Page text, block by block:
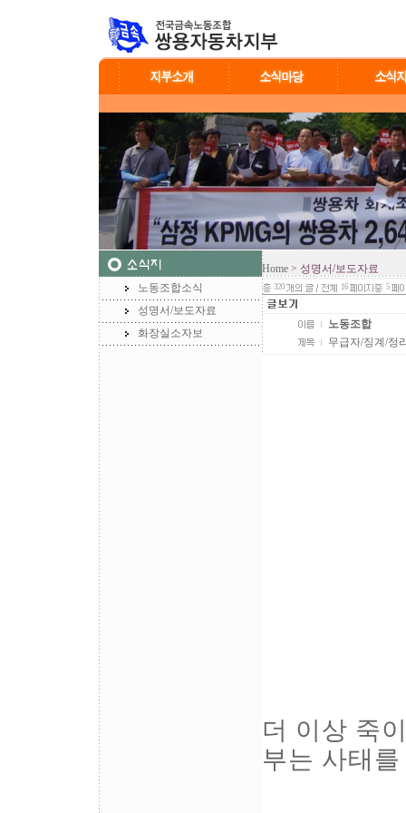
노동조합소식
성명서/보도자료
화장실소자보
Home > 성명서/보도자료
320 16 5
노동조합
무급자/징계/정
더 이상 죽
부는 사태